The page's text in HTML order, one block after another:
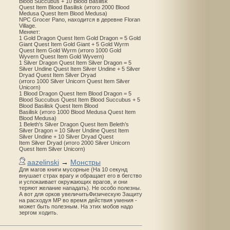
Quest Item Blood Basilisk (итого 2000 Blood
Medusa Quest Item Blood Medusa)
NPC Grocer Pano, находится в деревне Floran
Village.
Меняет:
1 Gold Dragon Quest Item Gold Dragon = 5 Gold
Giant Quest Item Gold Giant + 5 Gold Wyrm
Quest Item Gold Wyrm (итого 1000 Gold
Wyvern Quest Item Gold Wyvern)
1 Silver Dragon Quest Item Silver Dragon = 5
Silver Undine Quest Item Silver Undine + 5 Silver
Dryad Quest Item Silver Dryad
(итого 1000 Silver Unicorn Quest Item Silver
Unicorn)
1 Blood Dragon Quest Item Blood Dragon = 5
Blood Succubus Quest Item Blood Succubus + 5
Blood Basilisk Quest Item Blood
Basilisk (итого 1000 Blood Medusa Quest Item
Blood Medusa)
1 Beleth's Silver Dragon Quest Item Beleth’s
Silver Dragon = 10 Silver Undine Quest Item
Silver Undine + 10 Silver Dryad Quest
Item Silver Dryad (итого 2000 Silver Unicorn
Quest Item Silver Unicorn)
aazelinski → Монстры
Для магов книги мусорные (На 10 секунд
внушает страх врагу и обращает его в бегство
и успокаивает окружающих врагов, и они
теряют желание нападать). Не особо полезны.
А вот для орков увеличитьФизическую Защиту
на расходуя MP во время действия умения -
может быть полезным. На этих мобов надо
зергом ходить.